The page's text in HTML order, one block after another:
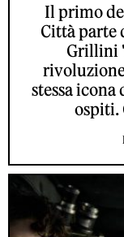
Il primo
Città parte
Grillini
stessa
ospiti.